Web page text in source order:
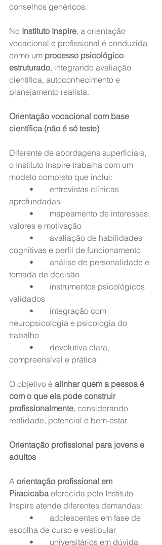
conselhos genéricos.
No Instituto Inspire, a orientação
vocacional e profissional é conduzida
como um processo psicológico
estruturado, integrando avaliação
científica, autoconhecimento e
planejamento realista.
Orientação vocacional com base
científica (não é só teste)
Diferente de abordagens superficiais,
o Instituto Inspire trabalha com um
modelo completo que inclui:
aprofundadas
valores e motivação
cognitivas e perfil de funcionamento
tomada de decisão
validados
neuropsicologia e psicologia do
trabalho
compreensível e prática
O objetivo é alinhar quem a pessoa é
com o que ela pode construir
profissionalmente, considerando
realidade, potencial e bem-estar.
Orientação profissional para jovens e
adultos
A orientação profissional em
Piracicaba oferecida pelo Instituto
Inspire atende diferentes demandas:
escolha de curso e vestibular